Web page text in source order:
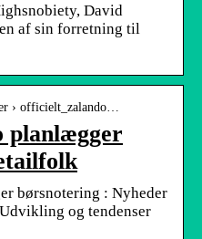
David
af sin forretning til
› officielt_zalando…
planlægger
børsnotering : Nyheder
og tendenser